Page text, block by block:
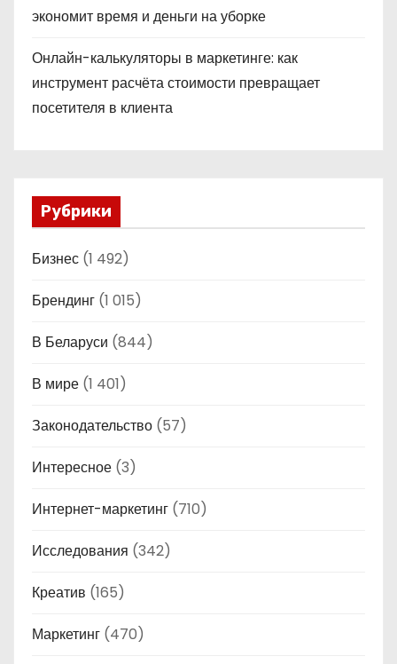
экономит время и деньги на уборке
Онлайн-калькуляторы в маркетинге: как
инструмент расчёта стоимости превращает
посетителя в клиента
Рубрики
Бизнес (1 492)
Брендинг (1 015)
В Беларуси (844)
В мире (1 401)
Законодательство (57)
Интересное (3)
Интернет-маркетинг (710)
Исследования (342)
Креатив (165)
Маркетинг (470)